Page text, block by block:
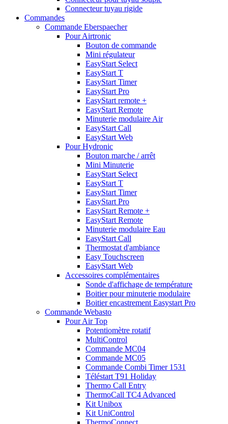
Connecteur tuyau rigide
Commandes
Commande Eberspaecher
Pour Airtronic
Bouton de commande
Mini régulateur
EasyStart Select
EasyStart T
EasyStart Timer
EasyStart Pro
EasyStart remote +
EasyStart Remote
Minuterie modulaire Air
EasyStart Call
EasyStart Web
Pour Hydronic
Bouton marche / arrêt
Mini Minuterie
EasyStart Select
EasyStart T
EasyStart Timer
EasyStart Pro
EasyStart Remote +
EasyStart Remote
Minuterie modulaire Eau
EasyStart Call
Thermostat d'ambiance
Easy Touchscreen
EasyStart Web
Accessoires complémentaires
Sonde d'affichage de température
Boitier pour minuterie modulaire
Boitier encastrement Easystart Pro
Commande Webasto
Pour Air Top
Potentiomètre rotatif
MultiControl
Commande MC04
Commande MC05
Commande Combi Timer 1531
Téléstart T91 Holiday
Thermo Call Entry
ThermoCall TC4 Advanced
Kit Unibox
Kit UniControl
ThermoConnect